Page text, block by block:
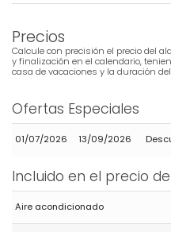
Precios
Calcule con precisión el precio del
y finalización en el calendario,
casa de vacaciones y la duración
Ofertas Especiales
01/07/2026 13/09/2026
Incluido en el precio
Aire acondicionado